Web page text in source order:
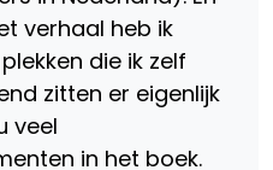
verhaal heb ik
die ik zelf
zitten er eigenlijk
veel
in het boek.